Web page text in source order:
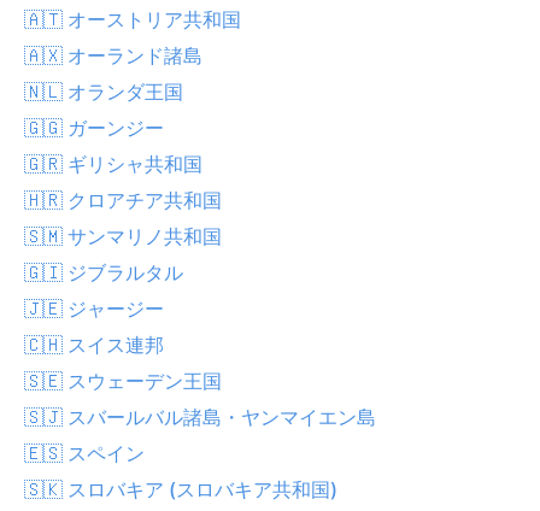
🇦🇹 オーストリア共和国
🇦🇽 オーランド諸島
🇳🇱 オランダ王国
🇬🇬 ガーンジー
🇬🇷 ギリシャ共和国
🇭🇷 クロアチア共和国
🇸🇲 サンマリノ共和国
🇬🇮 ジブラルタル
🇯🇪 ジャージー
🇨🇭 スイス連邦
🇸🇪 スウェーデン王国
🇸🇯 スバールバル諸島・ヤンマイエン島
🇪🇸 スペイン
🇸🇰 スロバキア (スロバキア共和国)